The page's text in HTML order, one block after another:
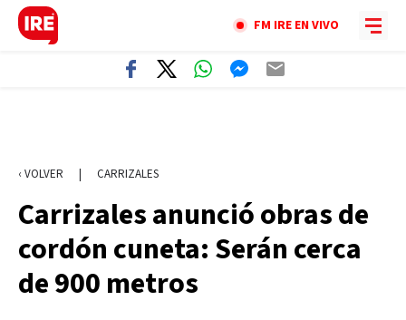
FM IRE EN VIVO
‹ VOLVER | CARRIZALES
Carrizales anunció obras de
cordón cuneta: Serán cerca
de 900 metros